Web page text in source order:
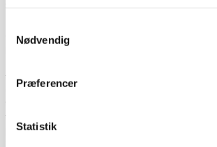
Nødvendig
Præferencer
Statistik
vælge at hente varen selv på vores lager i Ikast
kan få varen sendt med Danske fragtmænd
tjekke varen på pallen for eventuelle skader
under for modtagelsen. Du kan eventuelt
taget forbehold for eventuelle skader du
på varen og som du mener skyldes